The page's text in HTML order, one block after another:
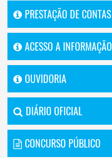
PRESTAÇÃO DE CONTAS
ACESSO A INFORMAÇÃO
OUVIDORIA
DIÁRIO OFICIAL
CONCURSO PÚBLICO